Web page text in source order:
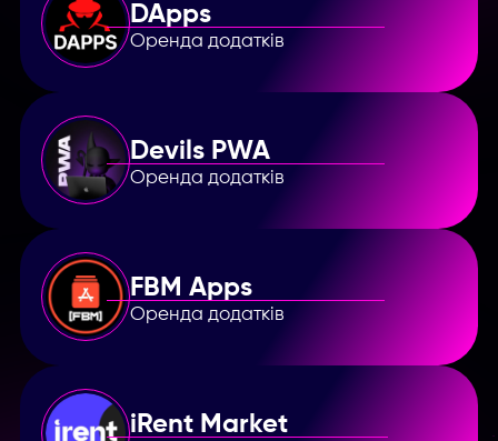
DApps
Оренда додатків
Devils PWA
Оренда додатків
FBM Apps
Оренда додатків
iRent Market